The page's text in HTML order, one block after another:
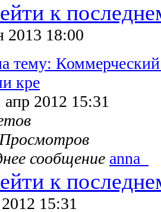
2013 18:00
тему:
кре
апр 2012 15:31
сообщение anna_
15:31